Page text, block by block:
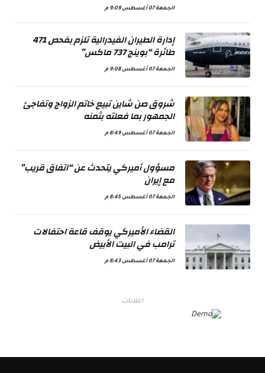
الجمعة 07 أغسطس 9:09 م
إدارة الطيران الفيدرالية تلزم بفحص 471
طائرة “بوينج 737 ماكس”
الجمعة 07 أغسطس 9:08 م
شروق صن شاين تبيع خاتم الزواج وتفاجئ
الجمهور بما فعلته بثمنه
الجمعة 07 أغسطس 8:49 م
مسؤول أميركي يتحدث عن “اتفاق قريب”
مع إيران
الجمعة 07 أغسطس 8:45 م
القضاء الأميركي يوقف قاعة احتفالات
ترامب في البيت الأبيض
الجمعة 07 أغسطس 8:43 م
اعلانات